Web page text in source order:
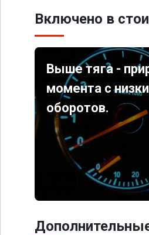
Включено в
Выше тяга -
момента с
оборотов.